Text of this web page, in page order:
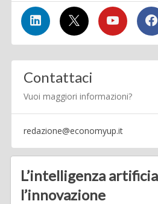
Contattaci
Vuoi maggiori informazioni?
redazione@economyup.it
L’intelligenza
l’innovazione